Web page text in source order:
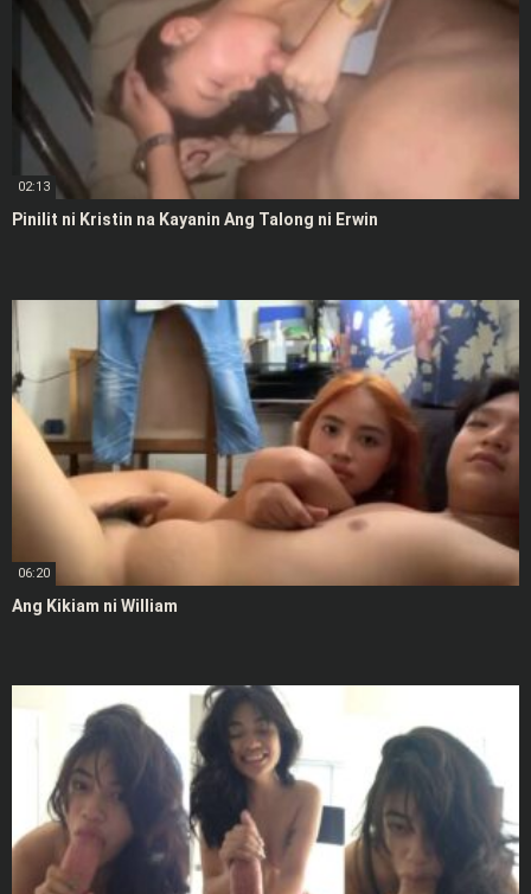
02:13
Pinilit ni Kristin na Kayanin Ang Talong ni Erwin
06:20
Ang Kikiam ni William